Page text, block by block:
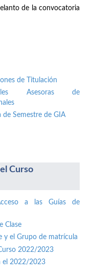
de la convocatoria
de Titulación
Asesoras de
de Semestre de GIA
Curso
a las Guías de
Clase
y el Grupo de matrícula
2022/2023
el 2022/2023